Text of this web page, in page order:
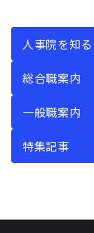
人事院を知る
総合職案内
一般職案内
特集記事